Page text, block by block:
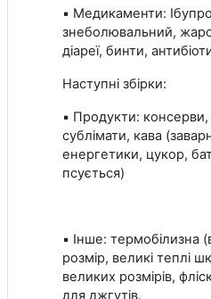
▪️ Медикаменти:
знеболювальний,
діареї, бинти,
Наступні збірки:
▪️ Продукти:
сублімати, кава
енергетики, цукор,
псується)
▪️ Інше: термобілизна
розмір, великі теплі
великих розмірів,
для джгутів.